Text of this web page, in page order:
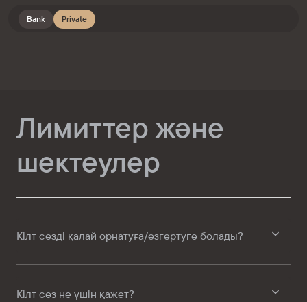
Bank Private
Лимиттер және
шектеулер
Кілт сөзді қалай орнатуға/өзгертуге болады?
Кілт сөз не үшін қажет?